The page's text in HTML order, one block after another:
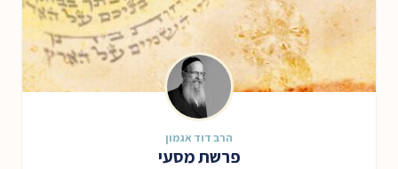
הרב דוד אגמון
פרשת מסעי